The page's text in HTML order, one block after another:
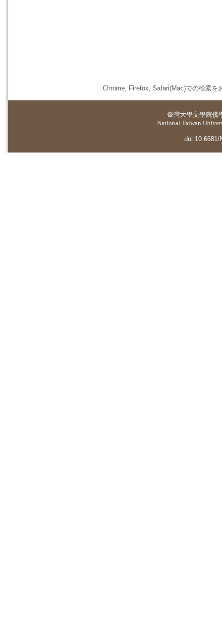
Chrome, Firefox, Safari(Mac)での検索を
臺灣大學文學院佛
National Taiwan
doi:10.6681/